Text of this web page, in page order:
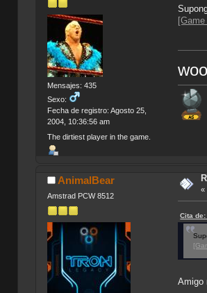
Mensajes: 435
Sexo:
Fecha de registro: Agosto 25,
2004, 10:36:56 am
The dirtiest player in the game.
AnimalBear
Amstrad PCW 8512
«
Cita
Amigo